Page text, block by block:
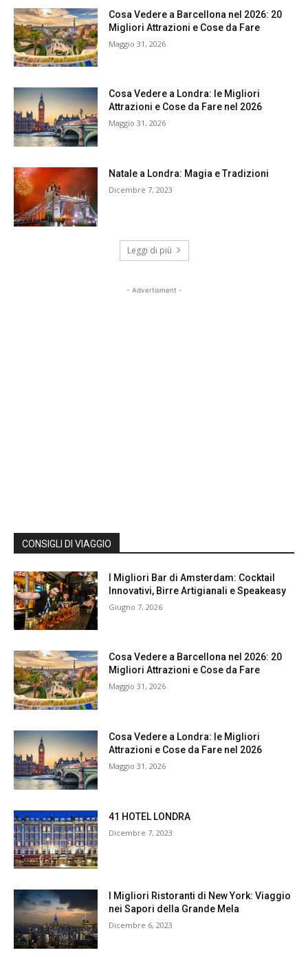
Cosa Vedere a Barcellona nel 2026: 20
Migliori Attrazioni e Cose da Fare
Maggio 31, 2026
Cosa Vedere a Londra: le Migliori
Attrazioni e Cose da Fare nel 2026
Maggio 31, 2026
Natale a Londra: Magia e Tradizioni
Dicembre 7, 2023
Leggi di più
- Advertisment -
CONSIGLI DI VIAGGIO
I Migliori Bar di Amsterdam: Cocktail
Innovativi, Birre Artigianali e Speakeasy
Giugno 7, 2026
Cosa Vedere a Barcellona nel 2026: 20
Migliori Attrazioni e Cose da Fare
Maggio 31, 2026
Cosa Vedere a Londra: le Migliori
Attrazioni e Cose da Fare nel 2026
Maggio 31, 2026
41 HOTEL LONDRA
Dicembre 7, 2023
I Migliori Ristoranti di New York: Viaggio
nei Sapori della Grande Mela
Dicembre 6, 2023